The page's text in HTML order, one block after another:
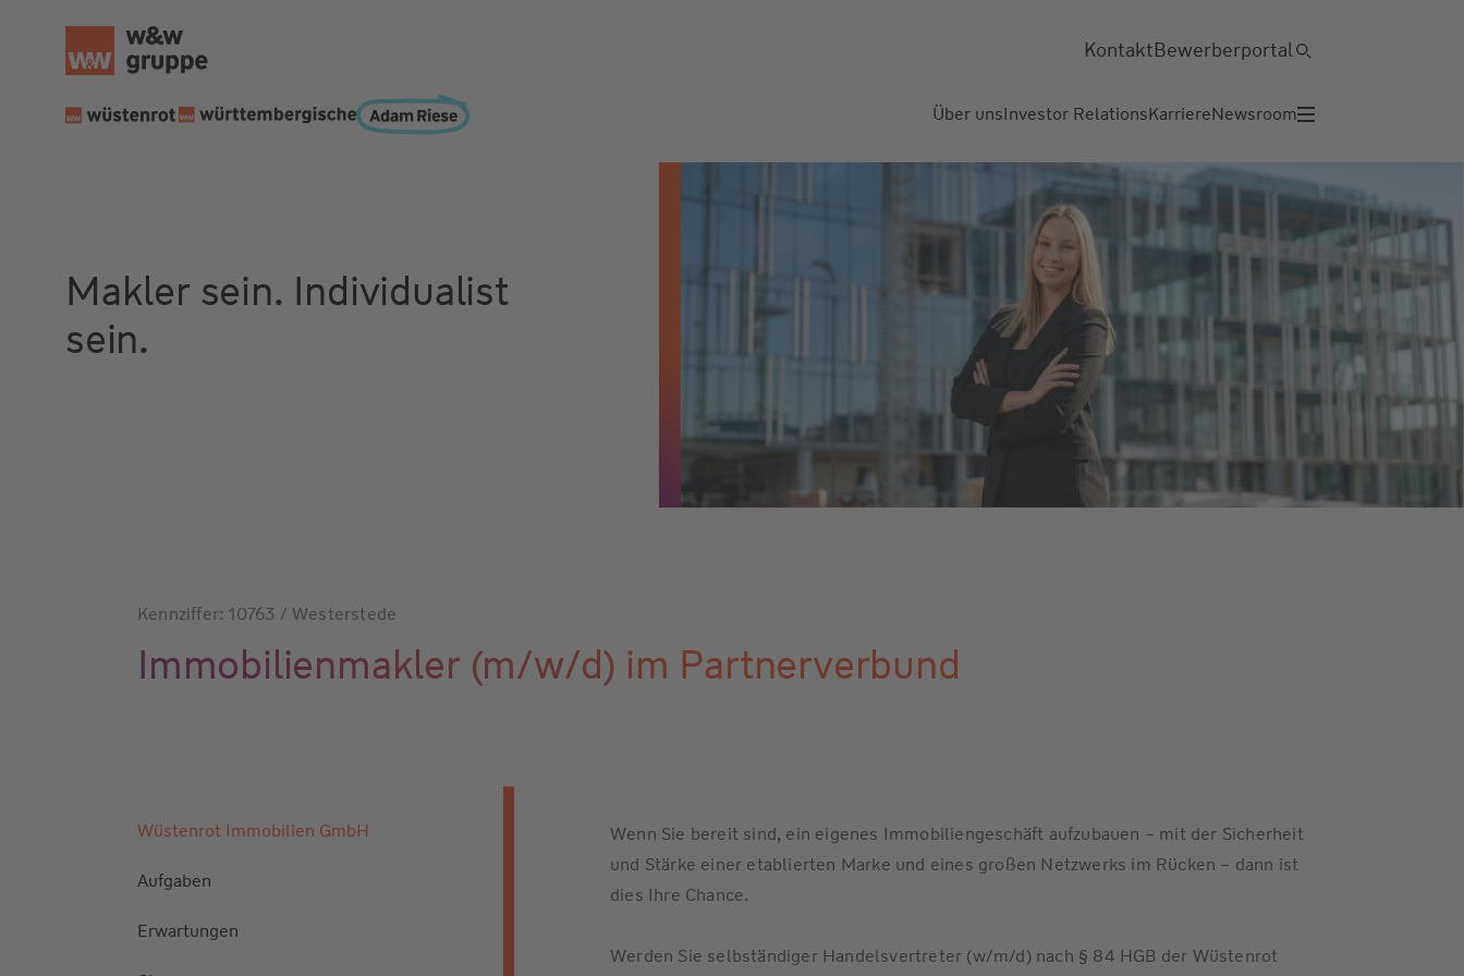
Über unsInvestor RelationsKarriereNewsroom
KontaktBewerberportal
Makler sein. Individualist
sein.
Kennziffer: 10763 / Westerstede
Immobilienmakler (m/w/d) im Partnerverbund
Wüstenrot Immobilien GmbH
Wenn Sie bereit sind, ein eigenes Immobiliengeschäft aufzubauen – mit der Sicherheit
und Stärke einer etablierten Marke und eines großen Netzwerks im Rücken – dann ist
dies Ihre Chance.
Werden Sie selbständiger Handelsvertreter (w/m/d) nach § 84 HGB der Wüstenrot
Aufgaben
Erwartungen